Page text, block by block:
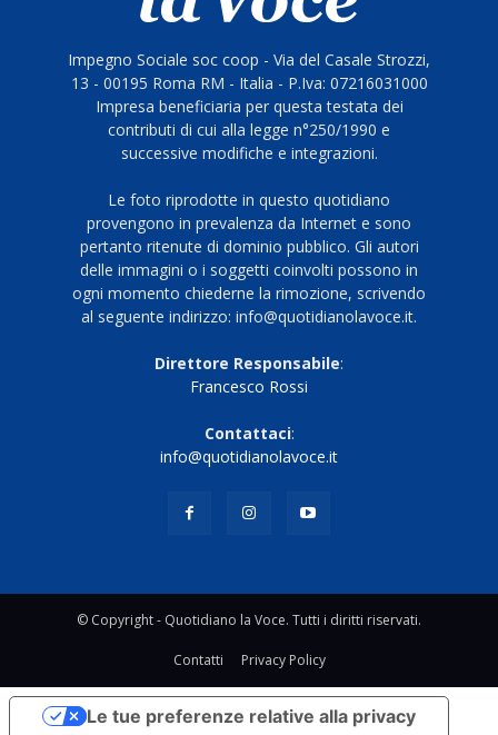
Impegno Sociale soc coop - Via del Casale Strozzi,
13 - 00195 Roma RM - Italia - P.Iva: 07216031000
Impresa beneficiaria per questa testata dei
contributi di cui alla legge n°250/1990 e
successive modifiche e integrazioni.
Le foto riprodotte in questo quotidiano
provengono in prevalenza da Internet e sono
pertanto ritenute di dominio pubblico. Gli autori
delle immagini o i soggetti coinvolti possono in
ogni momento chiederne la rimozione, scrivendo
al seguente indirizzo: info@quotidianolavoce.it.
Direttore Responsabile:
Francesco Rossi
Contattaci:
info@quotidianolavoce.it
© Copyright - Quotidiano la Voce. Tutti i diritti riservati.
Contatti Privacy Policy
Le tue preferenze relative alla privacy